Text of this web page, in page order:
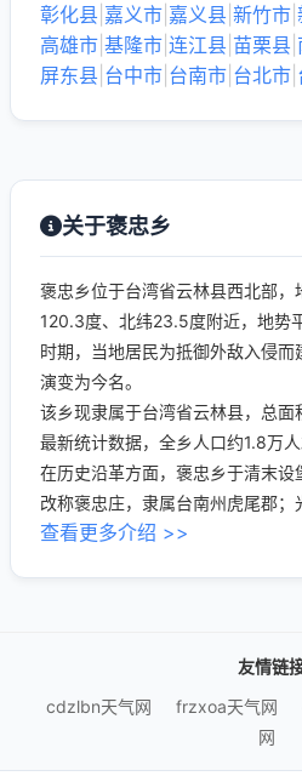
彰化县 嘉义市 嘉义县 新竹市
高雄市 基隆市 连江县 苗栗县
屏东县 台中市 台南市 台北市
关于褒忠乡
褒忠乡位于台湾省云林县西北部
120.3度、北纬23.5度附近，地势
时期，当地居民为抵御外敌入侵而
演变为今名。
该乡现隶属于台湾省云林县，总
最新统计数据，全乡人口约1.8万人
在历史沿革方面，褒忠乡于清末设
改称褒忠庄，隶属台南州虎尾郡；
查看更多介绍 >>
友情链
cdzlbn天气网
frzxoa天气网
网